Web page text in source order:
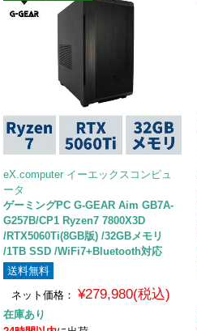
eX.computer イーエックスコンピュ
ータ
ゲーミングPC G-GEAR Aim GB7A-
G257B/CP1 Ryzen7 7800X3D
/RTX5060Ti(8GB版) /32GBメモリ
/1TB SSD /WiFi7+Bluetooth対応
送料無料
ネット価格：
¥279,980(税込)
在庫あり